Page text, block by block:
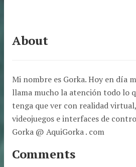
About
Mi nombre es Gorka. Hoy en día
llama mucho la atención todo lo
tenga que ver con realidad
videojuegos e interfaces de
Gorka @ AquiGorka . com
Comments